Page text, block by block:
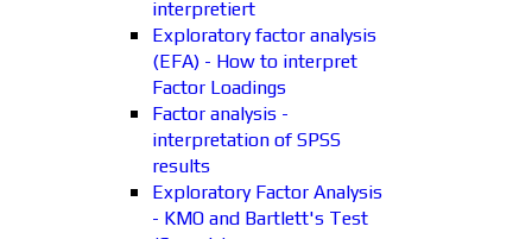
interpretiert
Exploratory factor analysis
(EFA) - How to interpret
Factor Loadings
Factor analysis -
interpretation of SPSS
results
Exploratory Factor Analysis
- KMO and Bartlett's Test